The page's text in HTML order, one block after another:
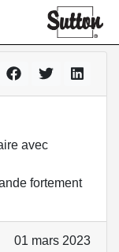
avec
fortement
01 mars 2023